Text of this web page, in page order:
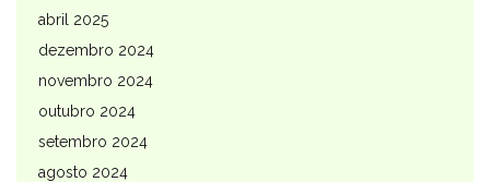
abril 2025
dezembro 2024
novembro 2024
outubro 2024
setembro 2024
agosto 2024